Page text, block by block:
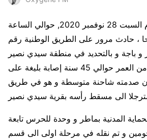
جد صبيحة اليوم السبت 28 نوفمبر 2020, حوالي الساعة
، حادث مرور على الطريق الوطنية رقم
و باجة و بالتحديد في منطقة سيدي نصير
حيث أصيب كهل يبلغ من العمر حوالي 45 سنة إصابة بليغة على
صدمته شاحنة متوسطة و هو في طريق
الى مسقط رأسه بقرية سيدي نصير
المدنية بماطر و وحدة للحرس تابعة
و تم نقله في مرحلة اولى الى قسم